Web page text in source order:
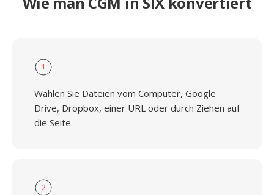
1
Wählen Sie Dateien vom Computer, Google
Drive, Dropbox, einer URL oder durch Ziehen auf
die Seite.
2